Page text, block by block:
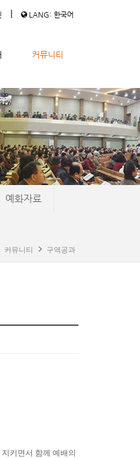
| LANG: 한국어
커뮤니티
예화자료
커뮤니티 구역공과
키면서 함께 예배의